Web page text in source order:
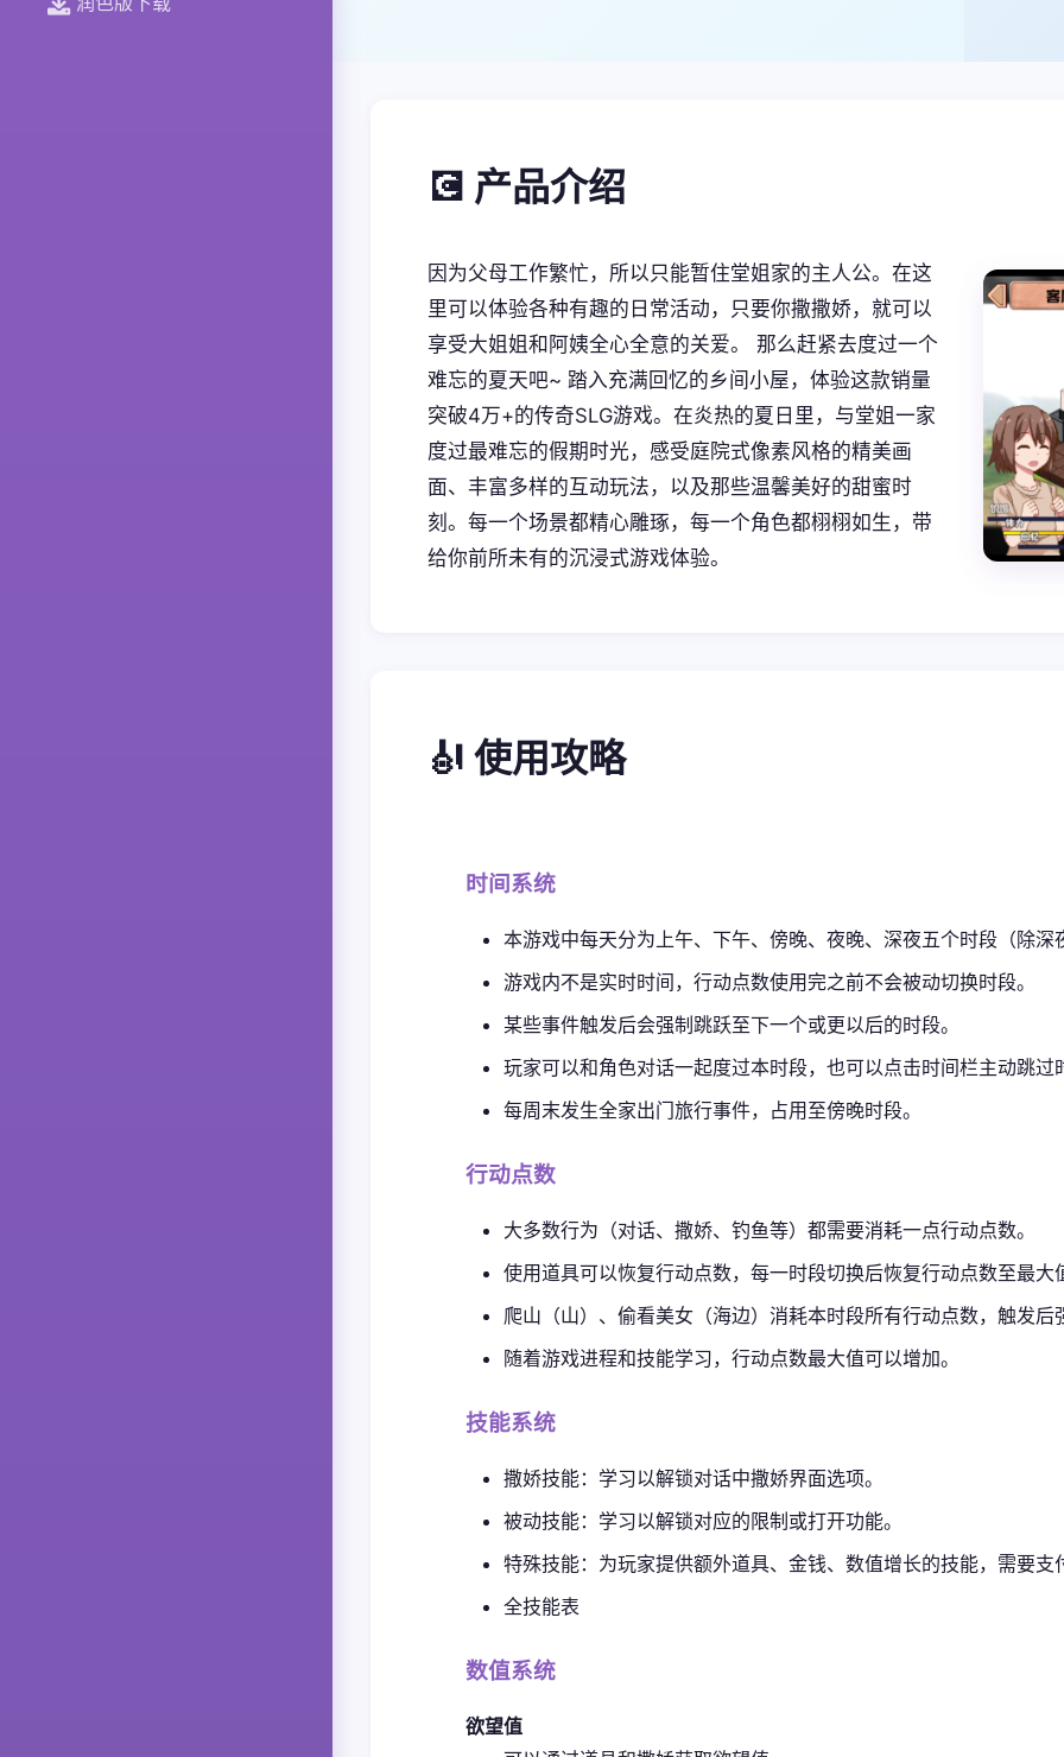
💽 产品介绍
因为父母工作繁忙，所以只能暂住堂姐家的主人公。在这
里可以体验各种有趣的日常活动，只要你撒撒娇，就可以
享受大姐姐和阿姨全心全意的关爱。 那么赶紧去度过一个
难忘的夏天吧~ 踏入充满回忆的乡间小屋，体验这款销量
突破4万+的传奇SLG游戏。在炎热的夏日里，与堂姐一家
度过最难忘的假期时光，感受庭院式像素风格的精美画
面、丰富多样的互动玩法，以及那些温馨美好的甜蜜时
刻。每一个场景都精心雕琢，每一个角色都栩栩如生，带
给你前所未有的沉浸式游戏体验。
🎻 使用攻略
时间系统
本游戏中每天分为上午、下午、傍晚、夜晚、深夜五个时段（除深
游戏内不是实时时间，行动点数使用完之前不会被动切换时段。
某些事件触发后会强制跳跃至下一个或更以后的时段。
玩家可以和角色对话一起度过本时段，也可以点击时间栏主动跳过
每周末发生全家出门旅行事件，占用至傍晚时段。
行动点数
大多数行为（对话、撒娇、钓鱼等）都需要消耗一点行动点数。
使用道具可以恢复行动点数，每一时段切换后恢复行动点数至最大
爬山（山）、偷看美女（海边）消耗本时段所有行动点数，触发后
随着游戏进程和技能学习，行动点数最大值可以增加。
技能系统
撒娇技能：学习以解锁对话中撒娇界面选项。
被动技能：学习以解锁对应的限制或打开功能。
特殊技能：为玩家提供额外道具、金钱、数值增长的技能，需要支
全技能表
数值系统
欲望值